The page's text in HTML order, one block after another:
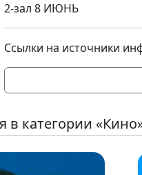
2-зал 8 ИЮНЬ
Ссылки на источники
категории